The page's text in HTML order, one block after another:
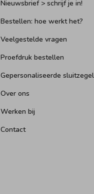
Nieuwsbrief > schrijf je in!
Bestellen: hoe werkt het?
Veelgestelde vragen
Proefdruk bestellen
Gepersonaliseerde
Over ons
Werken bij
Contact